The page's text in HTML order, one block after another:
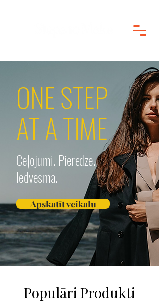
ONE STEP
AT A TIME
Ceļojumi. Pieredze.
Iedvesma.
Apskatīt veikalu
Populāri Produkti